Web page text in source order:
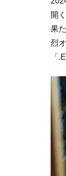
開
果
烈
「